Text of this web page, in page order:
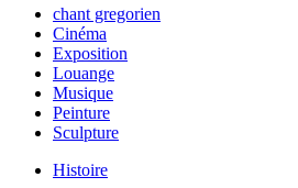
chant gregorien
Cinéma
Exposition
Louange
Musique
Peinture
Sculpture
Histoire